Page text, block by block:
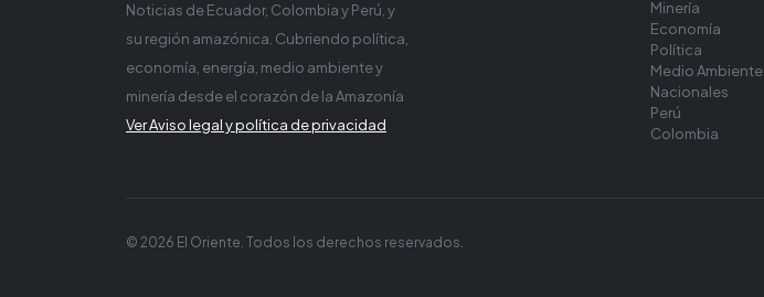
Noticias de Ecuador, Colombia y Perú, y
su región amazónica. Cubriendo política,
economía, energía, medio ambiente y
minería desde el corazón de la Amazonía
Ver Aviso legal y política de privacidad
Minería
Economía
Política
Medio Ambiente
Nacionales
Perú
Colombia
© 2026 El Oriente. Todos los derechos reservados.